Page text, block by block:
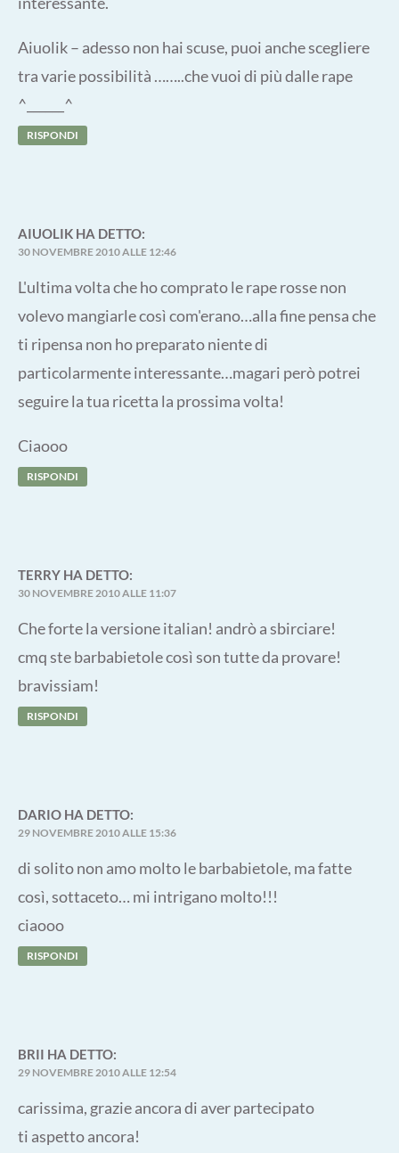
Aiuolik – adesso non hai scuse, puoi anche scegliere
tra varie possibilità ……..che vuoi di più dalle rape
^______^
RISPONDI
AIUOLIK HA DETTO:
30 NOVEMBRE 2010 ALLE 12:46
L'ultima volta che ho comprato le rape rosse non
volevo mangiarle così com'erano…alla fine pensa che
ti ripensa non ho preparato niente di
particolarmente interessante…magari però potrei
seguire la tua ricetta la prossima volta!
Ciaooo
RISPONDI
TERRY HA DETTO:
30 NOVEMBRE 2010 ALLE 11:07
Che forte la versione italian! andrò a sbirciare!
cmq ste barbabietole così son tutte da provare!
bravissiam!
RISPONDI
DARIO HA DETTO:
29 NOVEMBRE 2010 ALLE 15:36
di solito non amo molto le barbabietole, ma fatte
così, sottaceto… mi intrigano molto!!!
ciaooo
RISPONDI
BRII HA DETTO:
29 NOVEMBRE 2010 ALLE 12:54
carissima, grazie ancora di aver partecipato
ti aspetto ancora!